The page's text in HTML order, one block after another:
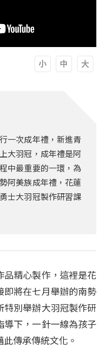
一次成年禮，新進青
大羽冠，成年禮是阿
中最重要的一環，為
阿美族成年禮，花蓮
士大羽冠製作研習課
品精心製作，這裡是花
即將在七月舉辦的南勢
特別舉辦大羽冠製作研
導下，一針一線為孩子
傳承傳統文化。